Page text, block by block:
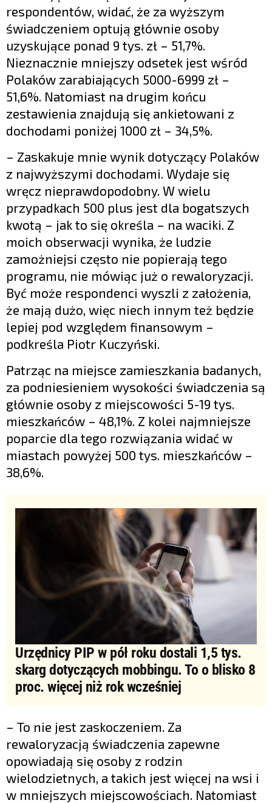
respondentów, widać, że za wyższym
świadczeniem optują głównie osoby
uzyskujące ponad 9 tys. zł – 51,7%.
Nieznacznie mniejszy odsetek jest wśród
Polaków zarabiających 5000-6999 zł –
51,6%. Natomiast na drugim końcu
zestawienia znajdują się ankietowani z
dochodami poniżej 1000 zł – 34,5%.
– Zaskakuje mnie wynik dotyczący Polaków
z najwyższymi dochodami. Wydaje się
wręcz nieprawdopodobny. W wielu
przypadkach 500 plus jest dla bogatszych
kwotą – jak to się określa – na waciki. Z
moich obserwacji wynika, że ludzie
zamożniejsi często nie popierają tego
programu, nie mówiąc już o rewaloryzacji.
Być może respondenci wyszli z założenia,
że mają dużo, więc niech innym też będzie
lepiej pod względem finansowym –
podkreśla Piotr Kuczyński.
Patrząc na miejsce zamieszkania badanych,
za podniesieniem wysokości świadczenia są
głównie osoby z miejscowości 5-19 tys.
mieszkańców – 48,1%. Z kolei najmniejsze
poparcie dla tego rozwiązania widać w
miastach powyżej 500 tys. mieszkańców –
38,6%.
Urzędnicy PIP w pół roku dostali 1,5 tys.
skarg dotyczących mobbingu. To o blisko 8
proc. więcej niż rok wcześniej
– To nie jest zaskoczeniem. Za
rewaloryzacją świadczenia zapewne
opowiadają się osoby z rodzin
wielodzietnych, a takich jest więcej na wsi i
w mniejszych miejscowościach. Natomiast